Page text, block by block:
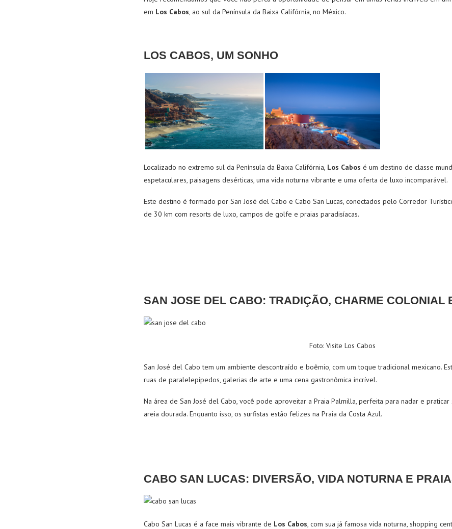
em Los Cabos, ao sul da Península da Baixa Califórnia, no México.
LOS CABOS, UM SONHO
Localizado no extremo sul da Península da Baixa Califórnia, Los Cabos é um destino de classe
espetaculares, paisagens desérticas, uma vida noturna vibrante e uma oferta de luxo incomparável.
Este destino é formado por San José del Cabo e Cabo San Lucas, conectados pelo Corredor
de 30 km com resorts de luxo, campos de golfe e praias paradisíacas.
SAN JOSE DEL CABO: TRADIÇÃO, CHARME COLONIAL
Foto: Visite Los Cabos
San José del Cabo tem um ambiente descontraído e boêmio, com um toque tradicional mexicano.
ruas de paralelepípedos, galerias de arte e uma cena gastronômica incrível.
Na área de San José del Cabo, você pode aproveitar a Praia Palmilla, perfeita para nadar e praticar
areia dourada. Enquanto isso, os surfistas estão felizes na Praia da Costa Azul.
CABO SAN LUCAS: DIVERSÃO, VIDA NOTURNA E
Cabo San Lucas é a face mais vibrante de Los Cabos, com sua já famosa vida noturna, shopping